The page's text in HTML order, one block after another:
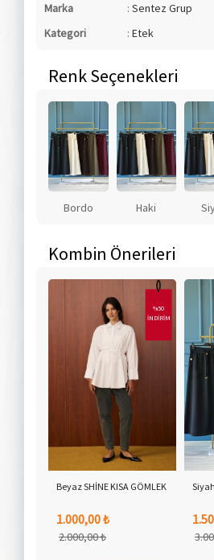
Marka
: Sentez Grup
Kategori
: Etek
Renk Seçenekleri
Bordo Haki
Kombin Önerileri
%50
İNDİRİM
Beyaz SHİNE KISA GÖMLEK
1.000,00 ₺
2.000,00 ₺